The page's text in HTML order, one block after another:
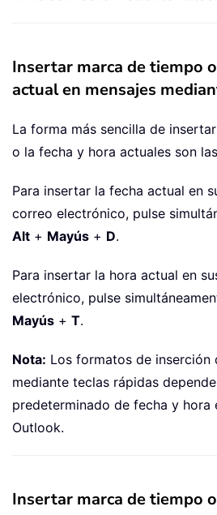
Insertar marca de tiempo
actual en mensajes
La forma más sencilla de
o la fecha y hora actuales son
Para insertar la fecha actual en
correo electrónico, pulse
Alt + Mayús + D.
Para insertar la hora actual en
electrónico, pulse
Mayús + T.
Nota: Los formatos de inserción
mediante teclas rápidas
predeterminado de fecha y hora
Outlook.
Insertar marca de tiempo